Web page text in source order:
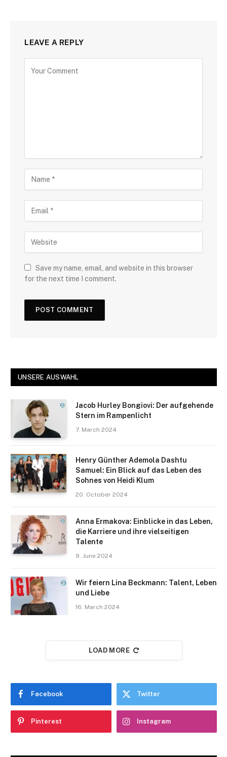
LEAVE A REPLY
Save my name, email, and website in this browser
for the next time I comment.
UNSERE AUSWAHL
Jacob Hurley Bongiovi: Der aufgehende
Stern im Rampenlicht
7. March 2024
Henry Günther Ademola Dashtu
Samuel: Ein Blick auf das Leben des
Sohnes von Heidi Klum
20. October 2024
Anna Ermakova: Einblicke in das Leben,
die Karriere und ihre vielseitigen
Talente
9. June 2024
Wir feiern Lina Beckmann: Talent, Leben
und Liebe
16. March 2024
LOAD MORE
Facebook Twitter
Pinterest Instagram